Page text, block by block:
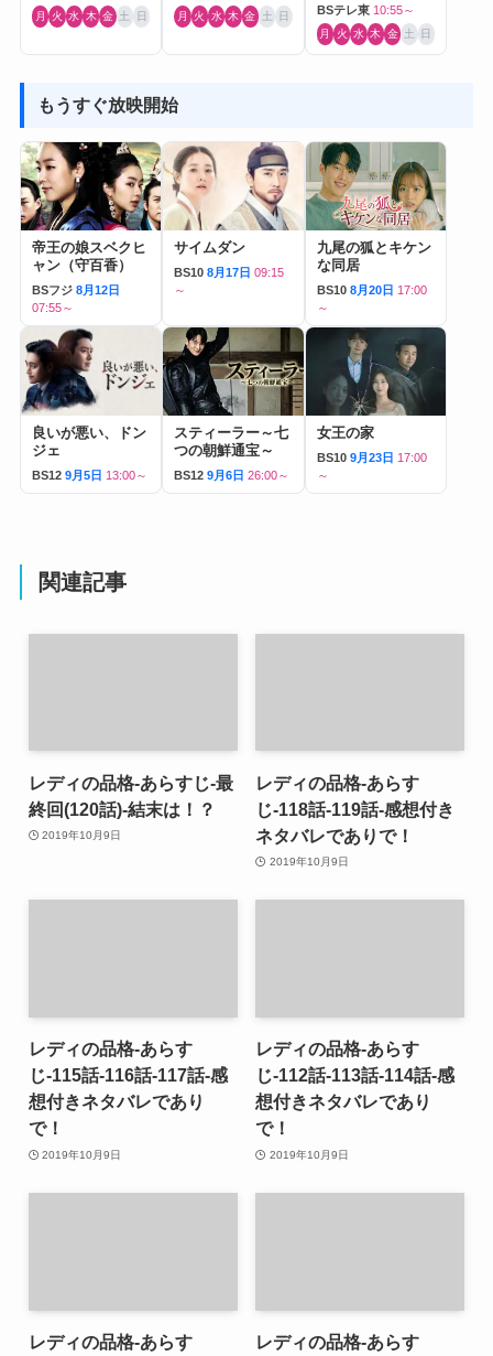
月 火 水 木 金 土 日 月 火 水 木 金 土 日 BSテレ東 10:55～
月 火 水 木 金 土 日
もうすぐ放映開始
帝王の娘スベクヒ
ャン（守百香）
BSフジ 8月12日
07:55～
サイムダン
BS10 8月17日 09:15
～
九尾の狐とキケン
な同居
BS10 8月20日 17:00
～
良いが悪い、ドン
ジェ
BS12 9月5日 13:00～
スティーラー～七
つの朝鮮通宝～
BS12 9月6日 26:00～
女王の家
BS10 9月23日 17:00
～
関連記事
レディの品格-あらすじ-最
終回(120話)-結末は！？
2019年10月9日
レディの品格-あらす
じ-118話-119話-感想付き
ネタバレでありで！
2019年10月9日
レディの品格-あらす
じ-115話-116話-117話-感
想付きネタバレであり
で！
2019年10月9日
レディの品格-あらす
じ-112話-113話-114話-感
想付きネタバレであり
で！
2019年10月9日
レディの品格-あらす
レディの品格-あらす